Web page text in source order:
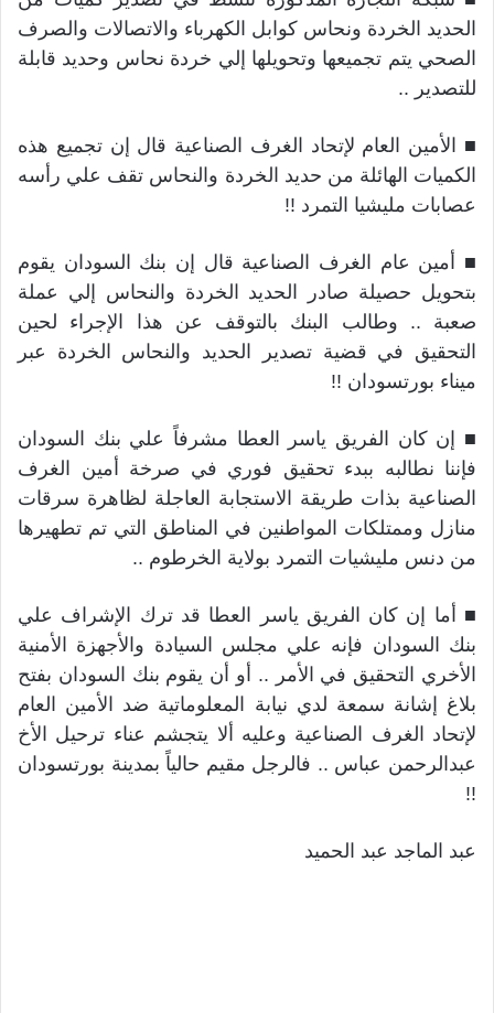
الحديد الخردة ونحاس كوابل الكهرباء والاتصالات والصرف
الصحي يتم تجميعها وتحويلها إلي خردة نحاس وحديد قابلة
للتصدير ..
■ الأمين العام لإتحاد الغرف الصناعية قال إن تجميع هذه
الكميات الهائلة من حديد الخردة والنحاس تقف علي رأسه
عصابات مليشيا التمرد !!
■ أمين عام الغرف الصناعية قال إن بنك السودان يقوم
بتحويل حصيلة صادر الحديد الخردة والنحاس إلي عملة
صعبة .. وطالب البنك بالتوقف عن هذا الإجراء لحين
التحقيق في قضية تصدير الحديد والنحاس الخردة عبر
ميناء بورتسودان !!
■ إن كان الفريق ياسر العطا مشرفاً علي بنك السودان
فإننا نطالبه ببدء تحقيق فوري في صرخة أمين الغرف
الصناعية بذات طريقة الاستجابة العاجلة لظاهرة سرقات
منازل وممتلكات المواطنين في المناطق التي تم تطهيرها
من دنس مليشيات التمرد بولاية الخرطوم ..
■ أما إن كان الفريق ياسر العطا قد ترك الإشراف علي
بنك السودان فإنه علي مجلس السيادة والأجهزة الأمنية
الأخري التحقيق في الأمر .. أو أن يقوم بنك السودان بفتح
بلاغ إشانة سمعة لدي نيابة المعلوماتية ضد الأمين العام
لإتحاد الغرف الصناعية وعليه ألا يتجشم عناء ترحيل الأخ
عبدالرحمن عباس .. فالرجل مقيم حالياً بمدينة بورتسودان
!!
عبد الماجد عبد الحميد